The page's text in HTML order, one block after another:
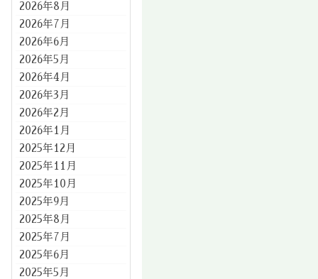
2026年8月
2026年7月
2026年6月
2026年5月
2026年4月
2026年3月
2026年2月
2026年1月
2025年12月
2025年11月
2025年10月
2025年9月
2025年8月
2025年7月
2025年6月
2025年5月